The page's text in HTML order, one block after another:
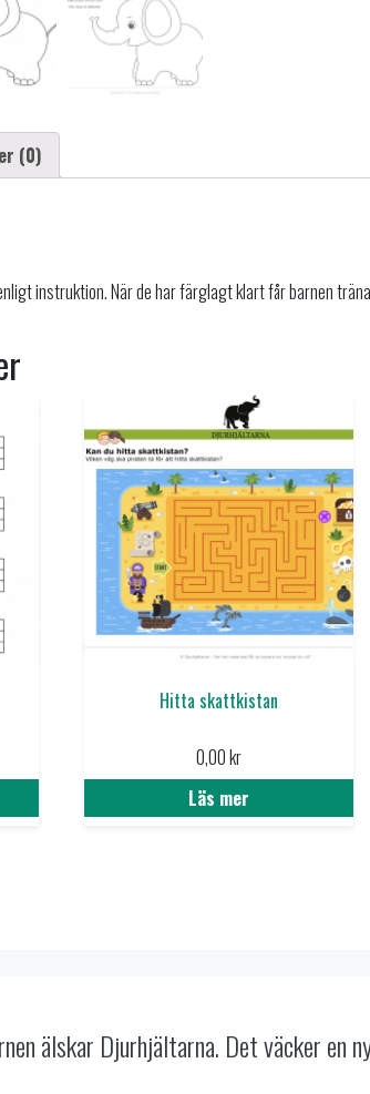
(0)
instruktion. När de har färglagt klart får barnen
Hitta skattkistan
0,00kr
Läs mer
är ju precis ett sånt här material man